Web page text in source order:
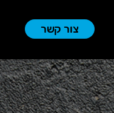
צור קשר